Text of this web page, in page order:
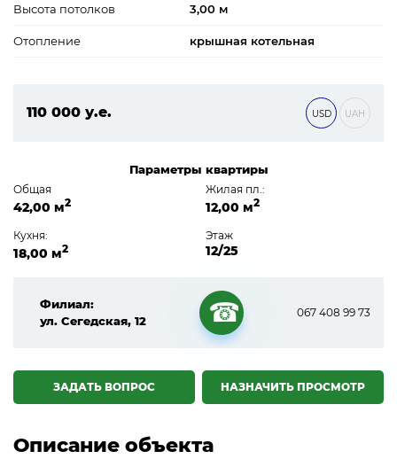
Высота потолков 3,00 м
Отопление крышная котельная
110 000 у.е.
USD UAH
Параметры квартиры
Общая
42,00 м2
Жилая пл.:
12,00 м2
Кухня:
18,00 м2
Этаж
12/25
Филиал:
ул. Сегедская, 12
☎
067 408 99 73
НАЗНАЧИТЬ ПРОСМОТР
ЗАДАТЬ ВОПРОС
Описание объекта